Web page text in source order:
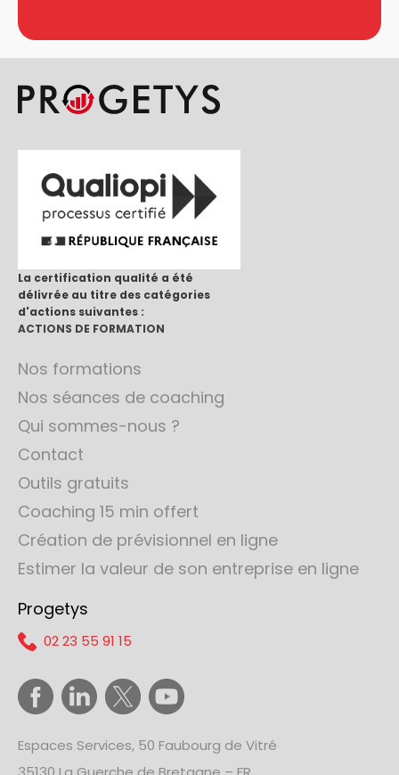
La certification qualité a été
délivrée au titre des catégories
d'actions suivantes :
ACTIONS DE FORMATION
Nos formations
Nos séances de coaching
Qui sommes-nous ?
Contact
Outils gratuits
Coaching 15 min offert
Création de prévisionnel en ligne
Estimer la valeur de son entreprise en ligne
Progetys
02 23 55 91 15
Espaces Services, 50 Faubourg de Vitré